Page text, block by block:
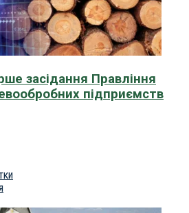
засідання Правління
підприємств